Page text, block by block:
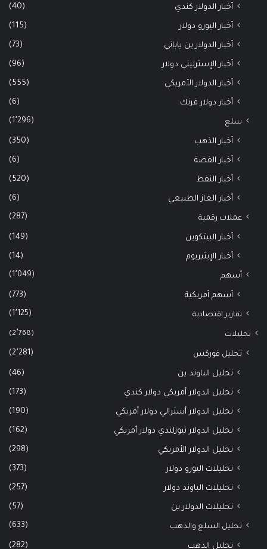
أخبار الدولار كندي (40)
أخبار اليورو دولار (115)
أخبار الدولار ين ياباني (73)
أخبار الإسترليني دولار (96)
أخبار الدولار الأمريكي (555)
أخبار دولار فرنك (6)
سلع (1٬296)
أخبار الذهب (350)
أخبار الفضة (6)
أخبار النفط (520)
أخبار الغاز الطبيعي (6)
عملات رقمية (287)
أخبار البيتكوين (149)
أخبار الإيثيريوم (14)
أسهم (1٬049)
أسهم أمريكية (773)
تقارير اقتصادية (1٬125)
تحليلات (2٬768)
تحليل فوركس (2٬281)
تحليل الباوند ين (46)
تحليل الدولار أمريكي دولار كندي (173)
تحليل الدولار أسترالي دولار أمريكي (190)
تحليل الدولار نيوزلندي دولار أمريكي (162)
تحليل الدولار الأمريكي (298)
تحليلات اليورو دولار (373)
تحليلات الباوند دولار (257)
تحليلات الدولار ين (57)
تحليل السلع والذهب (633)
تحليل الذهب (282)